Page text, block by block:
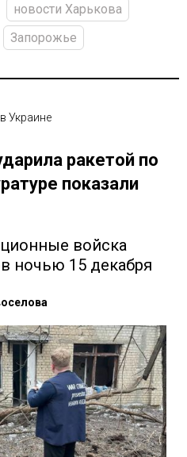
новости Харькова
Запорожье
Украине
ракетой по
показали
войска
ночью 15 декабря